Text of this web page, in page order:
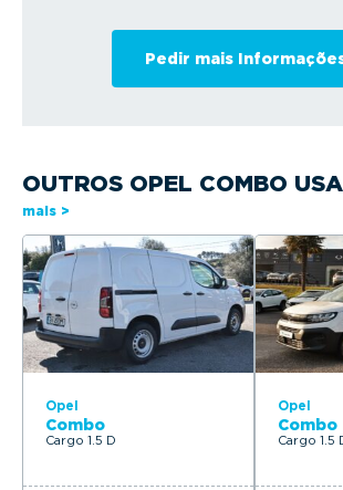
OUTROS OPEL COMBO
mais >
Opel
Combo
Cargo 1.5 D
Opel
Combo
Cargo 1.5